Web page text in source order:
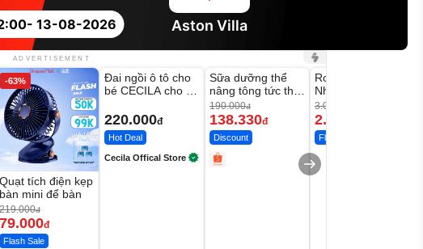
- 13-08-2026 Aston Villa
ADVERTISEMENT
-63%
Quạt tích điện kẹp
bàn mini để bàn
219.000đ
79.000đ
Flash Sale
Đai ngồi ô tô cho
bé CECILA cho bé
220.000đ
Hot Deal
Cecila Offical Store
-27%
Sữa dưỡng thể
nâng tông tức thì
Vaseline Body
190.000đ
138.330đ
Discount
Robot Hút Bụi Lau
Nhà - D2-001 -
Thông Minh
3.000.000
2.200.000
Flash Sale